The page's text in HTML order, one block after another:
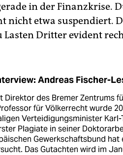
in der Finanzkrise.
nicht etwa suspendiert.
Lasten Dritter evident
Andreas Fischer-
Direktor des Bremer Zentrums
für Völkerrecht wurde
Verteidigungsminister Karl-
Plagiate in seiner
Gewerkschaftsbund
Das Gutachten wird im